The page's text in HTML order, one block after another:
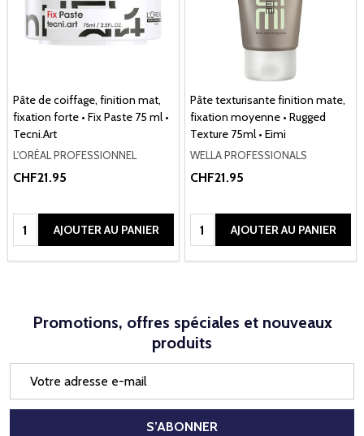
Pâte de coiffage, finition mat,
fixation forte • Fix Paste 75 ml •
Tecni.Art
L'ORÉAL PROFESSIONNEL
CHF21.95
Quantité:AJOUTER AU PANIER
Pâte texturisante finition mate,
fixation moyenne • Rugged
Texture 75ml • Eimi
WELLA PROFESSIONALS
CHF21.95
Quantité:AJOUTER AU PANIER
Promotions, offres spéciales et nouveaux
produits
mail
S’ABONNER